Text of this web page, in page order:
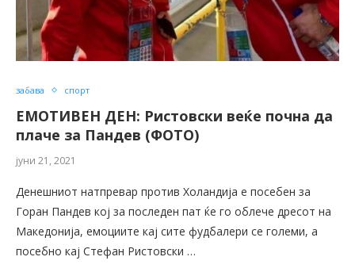
забава спорт
ЕМОТИВЕН ДЕН: Ристовски веќе почна да
плаче за Пандев (ФОТО)
јуни 21, 2021
Денешниот натпревар против Холандија е посебен за
Горан Пандев кој за последен пат ќе го облече дресот на
Македонија, емоциите кај сите фудбалери се големи, а
посебно кај Стефан Ристовски …